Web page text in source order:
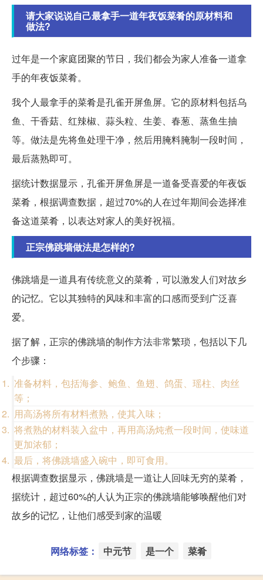
请大家说说自己最拿手一道年夜饭菜肴的原材料和
做法?
过年是一个家庭团聚的节日，我们都会为家人准备一道拿
手的年夜饭菜肴。
我个人最拿手的菜肴是孔雀开屏鱼屏。它的原材料包括乌
鱼、干香菇、红辣椒、蒜头粒、生姜、春葱、蒸鱼生抽
等。做法是先将鱼处理干净，然后用腌料腌制一段时间，
最后蒸熟即可。
据统计数据显示，孔雀开屏鱼屏是一道备受喜爱的年夜饭
菜肴，根据调查数据，超过70%的人在过年期间会选择准
备这道菜肴，以表达对家人的美好祝福。
正宗佛跳墙做法是怎样的?
佛跳墙是一道具有传统意义的菜肴，可以激发人们对故乡
的记忆。它以其独特的风味和丰富的口感而受到广泛喜
爱。
据了解，正宗的佛跳墙的制作方法非常繁琐，包括以下几
个步骤：
准备材料，包括海参、鲍鱼、鱼翅、鸽蛋、瑶柱、肉丝
等；
用高汤将所有材料煮熟，使其入味；
将煮熟的材料装入盆中，再用高汤炖煮一段时间，使味道
更加浓郁；
最后，将佛跳墙盛入碗中，即可食用。
根据调查数据显示，佛跳墙是一道让人回味无穷的菜肴，
据统计，超过60%的人认为正宗的佛跳墙能够唤醒他们对
故乡的记忆，让他们感受到家的温暖
网络标签： 中元节 是一个 菜肴